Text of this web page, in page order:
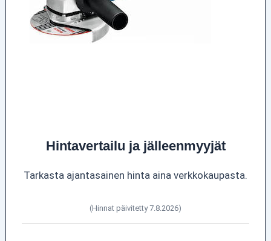
Hintavertailu ja jälleenmyyjät
Tarkasta ajantasainen hinta aina verkkokaupasta.
(Hinnat päivitetty 7.8.2026)